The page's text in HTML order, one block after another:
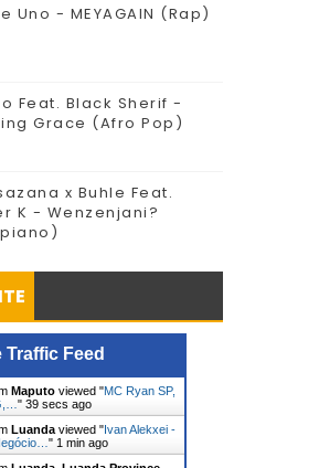
Uno - MEYAGAIN (Rap)
Feat. Black Sherif -
Grace (Afro Pop)
x Buhle Feat.
K - Wenzenjani?
Traffic Feed
Maputo viewed "MC Ryan SP,
" 39 secs ago
Luanda viewed "Ivan Alekxei -
" 1 min ago